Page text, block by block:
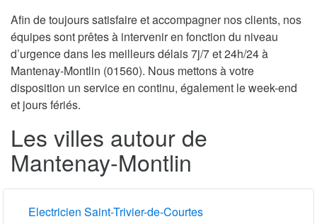
Afin de toujours satisfaire et accompagner nos clients, nos
équipes sont prêtes à intervenir en fonction du niveau
d’urgence dans les meilleurs délais 7j/7 et 24h/24 à
Mantenay-Montlin (01560). Nous mettons à votre
disposition un service en continu, également le week-end
et jours fériés.
Les villes autour de
Mantenay-Montlin
Electricien Saint-Trivier-de-Courtes